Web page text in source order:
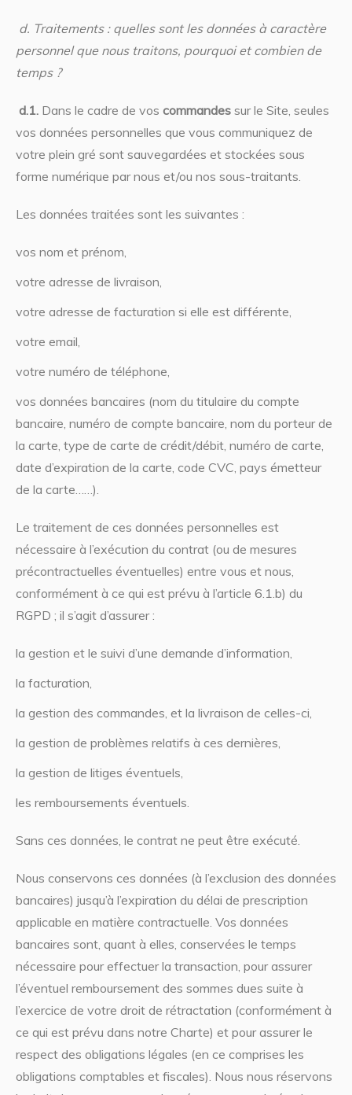
d. Traitements : quelles sont les données à caractère
personnel que nous traitons, pourquoi et combien de
temps ?
d.1. Dans le cadre de vos commandes sur le Site, seules
vos données personnelles que vous communiquez de
votre plein gré sont sauvegardées et stockées sous
forme numérique par nous et/ou nos sous-traitants.
Les données traitées sont les suivantes :
vos nom et prénom,
votre adresse de livraison,
votre adresse de facturation si elle est différente,
votre email,
votre numéro de téléphone,
vos données bancaires (nom du titulaire du compte
bancaire, numéro de compte bancaire, nom du porteur de
la carte, type de carte de crédit/débit, numéro de carte,
date d’expiration de la carte, code CVC, pays émetteur
de la carte……).
Le traitement de ces données personnelles est
nécessaire à l’exécution du contrat (ou de mesures
précontractuelles éventuelles) entre vous et nous,
conformément à ce qui est prévu à l’article 6.1.b) du
RGPD ; il s’agit d’assurer :
la gestion et le suivi d’une demande d’information,
la facturation,
la gestion des commandes, et la livraison de celles-ci,
la gestion de problèmes relatifs à ces dernières,
la gestion de litiges éventuels,
les remboursements éventuels.
Sans ces données, le contrat ne peut être exécuté.
Nous conservons ces données (à l’exclusion des données
bancaires) jusqu’à l’expiration du délai de prescription
applicable en matière contractuelle. Vos données
bancaires sont, quant à elles, conservées le temps
nécessaire pour effectuer la transaction, pour assurer
l’éventuel remboursement des sommes dues suite à
l’exercice de votre droit de rétractation (conformément à
ce qui est prévu dans notre Charte) et pour assurer le
respect des obligations légales (en ce comprises les
obligations comptables et fiscales). Nous nous réservons